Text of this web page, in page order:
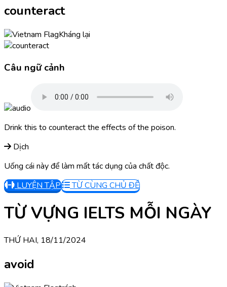
counteract
Kháng lại
Câu ngữ cảnh
Drink this to counteract the effects of the poison.
Dịch
Uống cái này để làm mất tác dụng của chất độc.
LUYỆN TẬP
TỪ CÙNG CHỦ ĐỀ
TỪ VỰNG IELTS MỖI NGÀY
THỨ HAI, 18/11/2024
avoid